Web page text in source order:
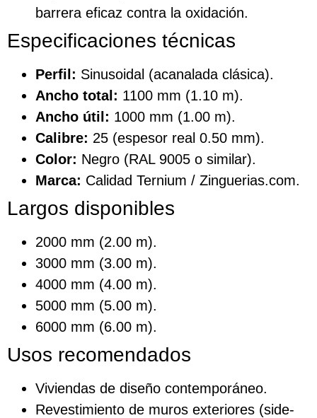
barrera eficaz contra la oxidación.
Especificaciones técnicas
Perfil: Sinusoidal (acanalada clásica).
Ancho total: 1100 mm (1.10 m).
Ancho útil: 1000 mm (1.00 m).
Calibre: 25 (espesor real 0.50 mm).
Color: Negro (RAL 9005 o similar).
Marca: Calidad Ternium / Zinguerias.com.
Largos disponibles
2000 mm (2.00 m).
3000 mm (3.00 m).
4000 mm (4.00 m).
5000 mm (5.00 m).
6000 mm (6.00 m).
Usos recomendados
Viviendas de diseño contemporáneo.
Revestimiento de muros exteriores (side-